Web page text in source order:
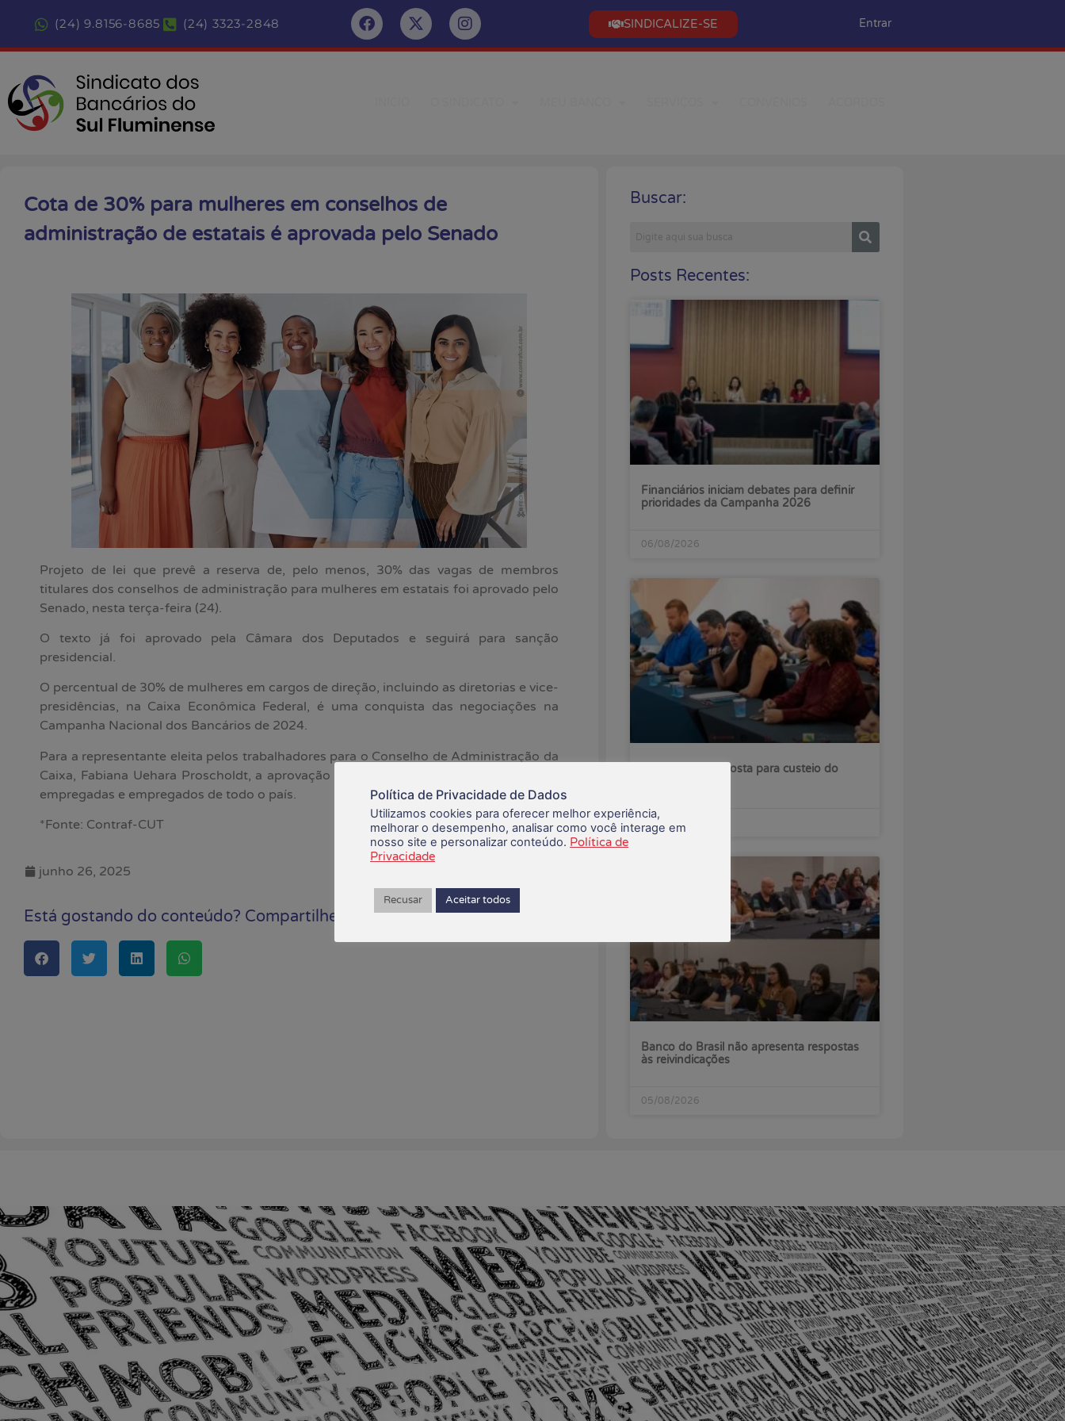
(24) 9.8156-8685 (24) 3323-2848 SINDICALIZE-SE Entrar
Cota de 30% para mulheres em conselhos de
administração de estatais é aprovada pelo Senado
Projeto de lei que prevê a reserva de, pelo menos, 30% das vagas de membros
titulares dos conselhos de administração para mulheres em estatais foi aprovado pelo
Senado, nesta terça-feira (24).
O texto já foi aprovado pela Câmara dos Deputados e seguirá para sanção
presidencial.
O percentual de 30% de mulheres em cargos de direção, incluindo as diretorias e vice-
presidências, na Caixa Econômica Federal, é uma conquista das negociações na
Campanha Nacional dos Bancários de 2024.
Para a representante eleita pelos trabalhadores para o Conselho de Administração da
Caixa, Fabiana Uehara Proscholdt, a aprovação do Projeto de Lei é uma vitória para
empregadas e empregados de todo o país.
*Fonte: Contraf-CUT
junho 26, 2025
Está gostando do conteúdo? Compartilhe!
Buscar:
Posts Recentes:
Financiários iniciam debates para definir
prioridades da Campanha 2026
06/08/2026
CEE recusa proposta para custeio do
06/08/2026
Banco do Brasil não apresenta respostas
às reivindicações
05/08/2026
Política de Privacidade de Dados
Utilizamos cookies para oferecer melhor experiência,
melhorar o desempenho, analisar como você interage em
nosso site e personalizar conteúdo. Política de
Privacidade
Recusar Aceitar todos